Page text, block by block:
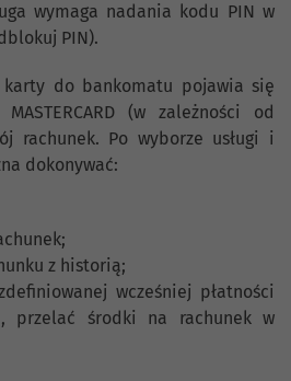
wymaga nadania kodu PIN w
PIN).
karty do bankomatu pojawia się
(w zależności od
rachunek. Po wyborze usługi i
dokonywać:
z historią;
wcześniej płatności
przelać środki na rachunek w